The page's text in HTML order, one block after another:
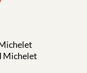
Michelet